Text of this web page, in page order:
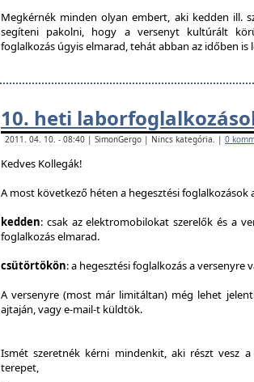
Megkérnék minden olyan embert, aki kedden ill.
segíteni pakolni, hogy a versenyt kultúrált
foglalkozás úgyis elmarad, tehát abban az időben
10. heti
2011. 04. 10. - 08:40 | SimonGergo | Nincs kategória. | 0
Kedves Kollegák!
A most következő héten a hegesztési foglalkozások
kedden: csak az elektromobilokat szerelők és a
foglalkozás elmarad.
csütörtökön: a hegesztési foglalkozás a versenyre
A versenyre (most már limitáltan) még lehet
ajtaján, vagy e-mail-t küldtök.
Ismét szeretnék kérni mindenkit, aki részt vesz
terepet,